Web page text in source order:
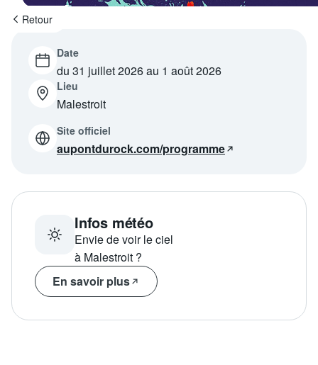
connexion
Participer et assister à une émission
À votre écoute
Productions et innovation
Programme tv
Retour
Date
du 31 juillet 2026 au 1 août 2026
Lieu
Malestroit
Site officiel
aupontdurock.com/programme
Infos météo
Envie de voir le ciel
à Malestroit ?
En savoir plus